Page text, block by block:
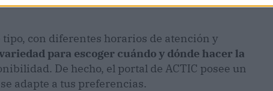
con diferentes horarios de atención y
para escoger cuándo y dónde hacer la
De hecho, el portal de ACTIC posee un
adapte a tus preferencias.